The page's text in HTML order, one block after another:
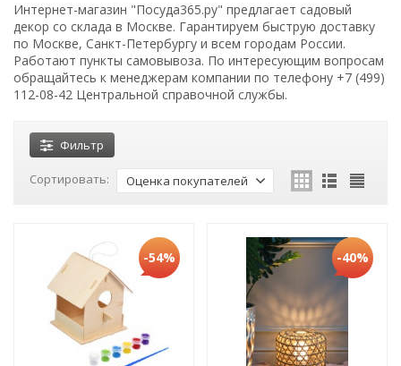
Интернет-магазин "Посуда365.ру" предлагает садовый
декор со склада в Москве. Гарантируем быструю доставку
по Москве, Санкт-Петербургу и всем городам России.
Работают пункты самовывоза. По интересующим вопросам
обращайтесь к менеджерам компании по телефону +7 (499)
112-08-42 Центральной справочной службы.
Фильтр
Сортировать: Оценка покупателей
-54% -40%